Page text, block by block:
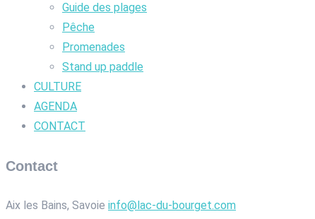
Guide des plages
Pêche
Promenades
Stand up paddle
CULTURE
AGENDA
CONTACT
Contact
Aix les Bains, Savoie info@lac-du-bourget.com